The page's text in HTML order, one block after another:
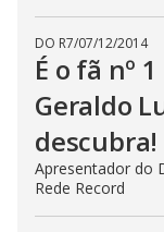
DO R7/07/12/2014
É o fã nº
Geraldo
descubra!
Apresentador do
Rede Record